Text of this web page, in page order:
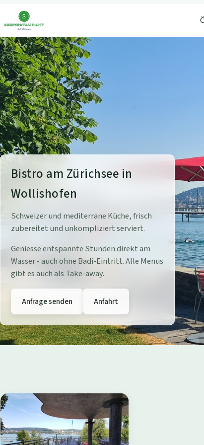
S
e
e
r
e
s
t
a
u
r
n
t
B
Bistro am Zürichsee in
Wollishofen
Schweizer und mediterrane Küche, frisch
zubereitet und unkompliziert serviert.
Geniesse entspannte Stunden direkt am
Wasser - auch ohne Badi-Eintritt. Alle Menus
gibt es auch als Take-away.
Anfrage senden Anfahrt